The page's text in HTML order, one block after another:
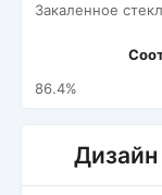
Закаленное
86.4%
Дизайн